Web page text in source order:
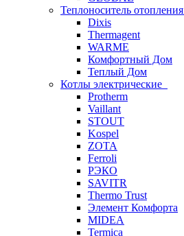
Теплоноситель отопления
Dixis
Thermagent
WARME
Комфортный Дом
Теплый Дом
Котлы электрические
Protherm
Vaillant
STOUT
Kospel
ZOTA
Ferroli
РЭКО
SAVITR
Thermo Trust
Элемент Комфорта
MIDEA
Termica